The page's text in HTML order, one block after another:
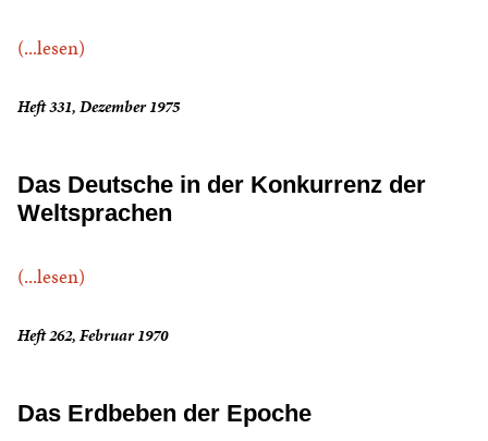
(...lesen)
Heft 331, Dezember 1975
Das Deutsche in der Konkurrenz der
Weltsprachen
(...lesen)
Heft 262, Februar 1970
Das Erdbeben der Epoche